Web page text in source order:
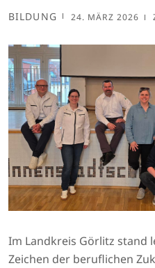
BILDUNG 24. MÄRZ 2026
Im Landkreis Görlitz stand
Zeichen der beruflichen